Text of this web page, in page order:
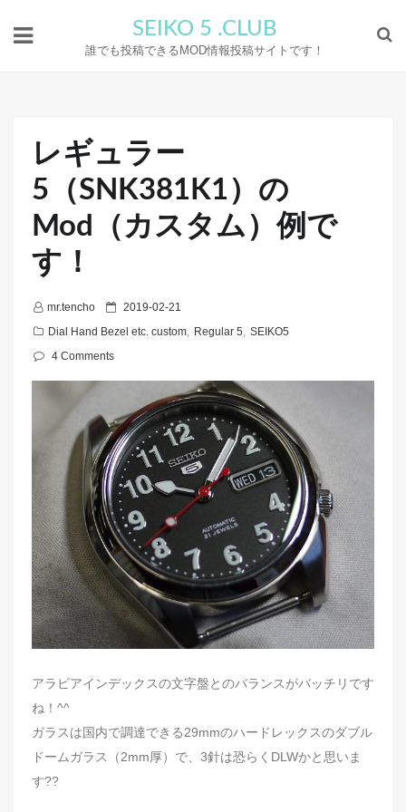
SEIKO 5 .CLUB
誰でも投稿できるMOD情報投稿サイトです！
レギュラー
5（SNK381K1）の
Mod（カスタム）例で
す！
mr.tencho
P
o
d
o
n
2019-02-21
Dial Hand Bezel etc. custom, Regular 5, SEIKO5
4 Comments
アラビアインデックスの文字盤とのバランスがバッチリです
ね！^^
ガラスは国内で調達できる29mmのハードレックスのダブル
ドームガラス（2mm厚）で、3針は恐らくDLWかと思いま
す??